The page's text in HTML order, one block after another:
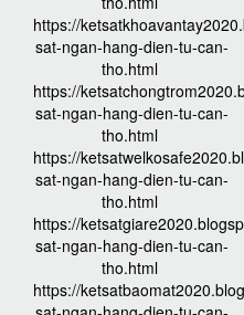
https://
sat-ngan-hang-dien-tu-can-
tho.html
https://
sat-ngan-hang-dien-tu-can-
tho.html
https://
sat-ngan-hang-dien-tu-can-
tho.html
https://
sat-ngan-hang-dien-tu-can-
tho.html
https://